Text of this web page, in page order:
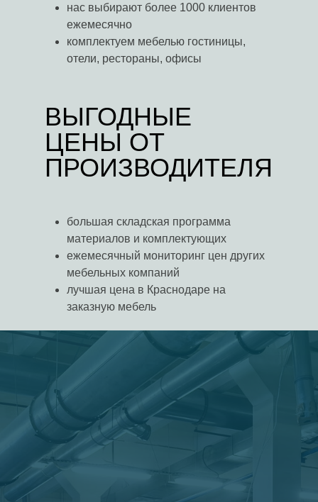
нас выбирают более 1000 клиентов
ежемесячно
комплектуем мебелью гостиницы,
отели, рестораны, офисы
большая складская программа
материалов и комплектующих
ежемесячный мониторинг цен других
мебельных компаний
лучшая цена в Краснодаре на
заказную мебель
ВЫГОДНЫЕ
ЦЕНЫ ОТ
ПРОИЗВОДИТЕЛЯ